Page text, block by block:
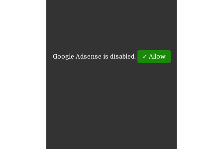
Google Adsense is disabled. ✓ Allow